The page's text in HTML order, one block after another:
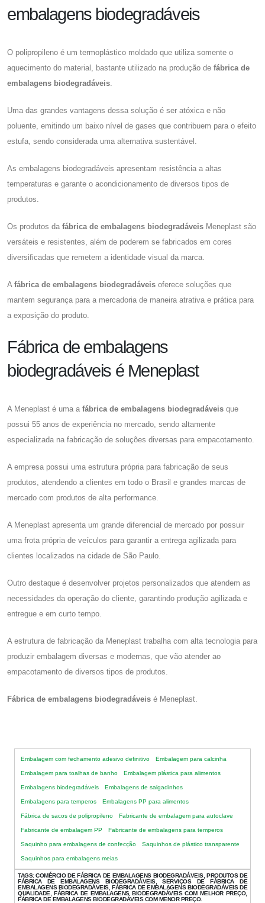
embalagens biodegradáveis
O polipropileno é um termoplástico moldado que utiliza somente o
aquecimento do material, bastante utilizado na produção de fábrica de
embalagens biodegradáveis.
Uma das grandes vantagens dessa solução é ser atóxica e não
poluente, emitindo um baixo nível de gases que contribuem para o efeito
estufa, sendo considerada uma alternativa sustentável.
As embalagens biodegradáveis apresentam resistência a altas
temperaturas e garante o acondicionamento de diversos tipos de
produtos.
Os produtos da fábrica de embalagens biodegradáveis Meneplast são
versáteis e resistentes, além de poderem se fabricados em cores
diversificadas que remetem a identidade visual da marca.
A fábrica de embalagens biodegradáveis oferece soluções que
mantem segurança para a mercadoria de maneira atrativa e prática para
a exposição do produto.
Fábrica de embalagens
biodegradáveis é Meneplast
A Meneplast é uma a fábrica de embalagens biodegradáveis que
possui 55 anos de experiência no mercado, sendo altamente
especializada na fabricação de soluções diversas para empacotamento.
A empresa possui uma estrutura própria para fabricação de seus
produtos, atendendo a clientes em todo o Brasil e grandes marcas de
mercado com produtos de alta performance.
A Meneplast apresenta um grande diferencial de mercado por possuir
uma frota própria de veículos para garantir a entrega agilizada para
clientes localizados na cidade de São Paulo.
Outro destaque é desenvolver projetos personalizados que atendem as
necessidades da operação do cliente, garantindo produção agilizada e
entregue e em curto tempo.
A estrutura de fabricação da Meneplast trabalha com alta tecnologia para
produzir embalagem diversas e modernas, que vão atender ao
empacotamento de diversos tipos de produtos.
Fábrica de embalagens biodegradáveis é Meneplast.
Embalagem com fechamento adesivo definitivo Embalagem para calcinha
Embalagem para toalhas de banho Embalagem plástica para alimentos
Embalagens biodegradáveis Embalagens de salgadinhos
Embalagens para temperos Embalagens PP para alimentos
Fábrica de sacos de polipropileno Fabricante de embalagem para autoclave
Fabricante de embalagem PP Fabricante de embalagens para temperos
Saquinho para embalagens de confecção Saquinhos de plástico transparente
Saquinhos para embalagens meias
TAGS:COMÉRCIO DE FÁBRICA DE EMBALAGENS BIODEGRADÁVEIS, PRODUTOS DE
FÁBRICA DE EMBALAGENS BIODEGRADÁVEIS, SERVIÇOS DE FÁBRICA DE
EMBALAGENS BIODEGRADÁVEIS, FÁBRICA DE EMBALAGENS BIODEGRADÁVEIS DE
QUALIDADE, FÁBRICA DE EMBALAGENS BIODEGRADÁVEIS COM MELHOR PREÇO,
FÁBRICA DE EMBALAGENS BIODEGRADÁVEIS COM MENOR PREÇO.